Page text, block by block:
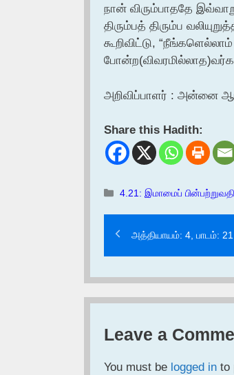
நான் விரும்பாததே
திரும்பத் திரும்ப
கூறிவிட்டு,
அறிவிப்பாளர் : அன்னை
Share this Hadith:
Categories
4.21: இமாமைப்
அத்தியாயம்: 4, பாடம்:
Leave a
You must be logged in to